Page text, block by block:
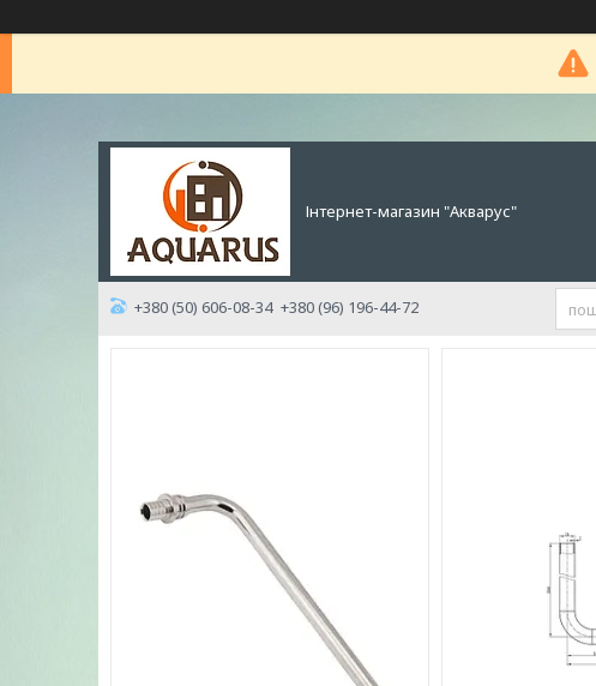
Інтернет-магазин "Акварус"
+380 (50) 606-08-34 +380 (96) 196-44-72